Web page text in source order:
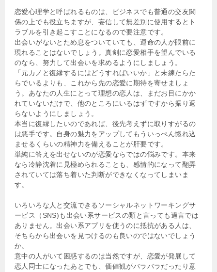
恋愛心理学と呼ばれるものは、ビジネスでも普通の交友関
係の上でも役立ちますが、妄信して無差別に使用するとト
ラブルを引き起こすことになるので要注意です。
出会いがないとため息をついていても、運命の人が眼前に
現れることはないでしょう。真剣に恋愛相手を望んでいる
のなら、努力して出会いを求めるようにしましょう。
「元カノと復縁するにはどうすればいいか」と未練たらた
らでいるよりも、これから先の恋愛に期待を寄せましょ
う。あなたの人生にとって理想の恋人は、まだお目にかか
れていないだけで、他のところにいるはずですから振り返
らないようにしましょう。
本当に復縁したいのであれば、後先考えずに取りすがるの
は悪手です。自身の魅力をアップしてもういっぺん惚れ込
ませるくらいの精神力を備えることが肝要です。
単純に答えを出せないのが恋愛ならではの悩みです。本来
なら冷静沈着に見極められることも、感情的になって翻弄
されていては落ち着いた判断ができなくなってしまいま
す。
いろいろな人と交流できるソーシャルネットワーキングサ
ービス（SNS)も出会い系サービスの類と言っても過言では
ありません。出会い系アプリを使うのに抵抗がある人は、
そちらから出会いを見つけるのも良いのではないでしょう
か。
意中の人がいて困惑するのは当然ですが、恋愛が発展して
恋人同士になったあとでも、価値観がバラバラだったり意